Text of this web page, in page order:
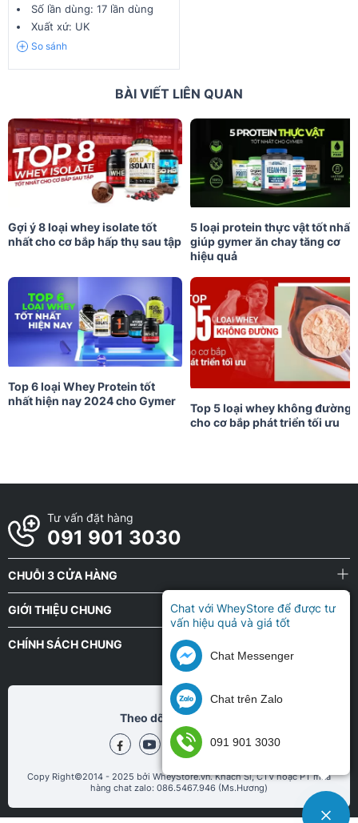
Số lần dùng: 17 lần dùng
Xuất xứ: UK
So sánh
BÀI VIẾT LIÊN QUAN
Gợi ý 8 loại whey isolate tốt
nhất cho cơ bắp hấp thụ sau tập
5 loại protein thực vật tốt nhất
giúp gymer ăn chay tăng cơ
hiệu quả
Top 6 loại Whey Protein tốt
nhất hiện nay 2024 cho Gymer
Top 5 loại whey không đường
cho cơ bắp phát triển tối ưu
Tư vấn đặt hàng
091 901 3030
CHUỖI 3 CỬA HÀNG
GIỚI THIỆU CHUNG
CHÍNH SÁCH CHUNG
Theo dõi chũng tôi tại
Copy Right©2014 - 2025 bởi WheyStore.vn. Khách Sỉ, CTV hoặc PT mua
hàng chat zalo: 086.5467.946 (Ms.Hương)
Chat với WheyStore để được tư
vấn hiệu quả và giá tốt
Chat Messenger
Chat trên Zalo
091 901 3030